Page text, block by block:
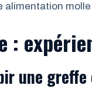
alimentation
:
une